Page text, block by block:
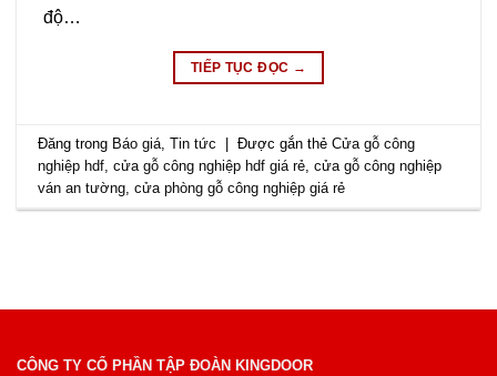
độ…
TIẾP TỤC ĐỌC →
Đăng trong Báo giá ,Tin tức Được gắn thẻCửa gỗ công
nghiệp hdf ,cửa gỗ công nghiệp hdf giá rẻ ,cửa gỗ công nghiệp
ván an tường ,cửa phòng gỗ công nghiệp giá rẻ
CÔNG TY CỔ PHẦN TẬP ĐOÀN KINGDOOR